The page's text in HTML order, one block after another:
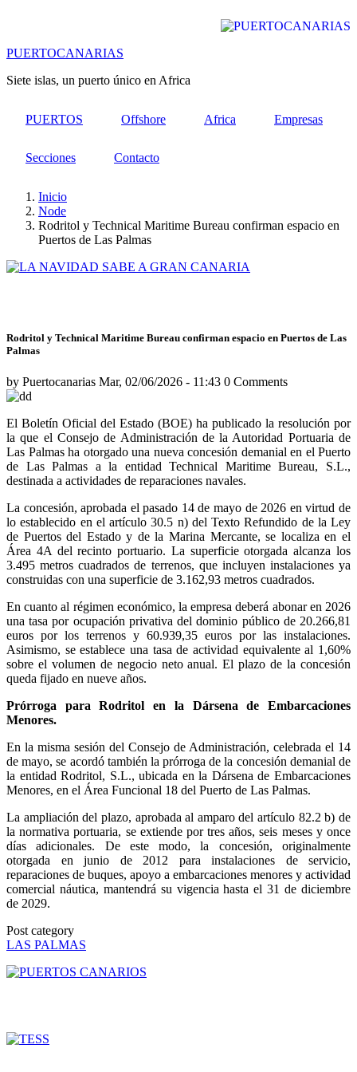
principal
PUERTOCANARIAS
Siete islas, un puerto único en Africa
PUERTOS Offshore Africa Empresas
Secciones Contacto
Inicio
Node
Rodritol y Technical Maritime Bureau confirman espacio en
Puertos de Las Palmas
Rodritol y Technical Maritime Bureau confirman espacio en Puertos de Las
Palmas
by Puertocanarias Mar, 02/06/2026 - 11:43 0 Comments
El Boletín Oficial del Estado (BOE) ha publicado la resolución por
la que el Consejo de Administración de la Autoridad Portuaria de
Las Palmas ha otorgado una nueva concesión demanial en el Puerto
de Las Palmas a la entidad Technical Maritime Bureau, S.L.,
destinada a actividades de reparaciones navales.
La concesión, aprobada el pasado 14 de mayo de 2026 en virtud de
lo establecido en el artículo 30.5 n) del Texto Refundido de la Ley
de Puertos del Estado y de la Marina Mercante, se localiza en el
Área 4A del recinto portuario. La superficie otorgada alcanza los
3.495 metros cuadrados de terrenos, que incluyen instalaciones ya
construidas con una superficie de 3.162,93 metros cuadrados.
En cuanto al régimen económico, la empresa deberá abonar en 2026
una tasa por ocupación privativa del dominio público de 20.266,81
euros por los terrenos y 60.939,35 euros por las instalaciones.
Asimismo, se establece una tasa de actividad equivalente al 1,60%
sobre el volumen de negocio neto anual. El plazo de la concesión
queda fijado en nueve años.
Prórroga para Rodritol en la Dársena de Embarcaciones
Menores.
En la misma sesión del Consejo de Administración, celebrada el 14
de mayo, se acordó también la prórroga de la concesión demanial de
la entidad Rodritol, S.L., ubicada en la Dársena de Embarcaciones
Menores, en el Área Funcional 18 del Puerto de Las Palmas.
La ampliación del plazo, aprobada al amparo del artículo 82.2 b) de
la normativa portuaria, se extiende por tres años, seis meses y once
días adicionales. De este modo, la concesión, originalmente
otorgada en junio de 2012 para instalaciones de servicio,
reparaciones de buques, apoyo a embarcaciones menores y actividad
comercial náutica, mantendrá su vigencia hasta el 31 de diciembre
de 2029.
Post category
LAS PALMAS